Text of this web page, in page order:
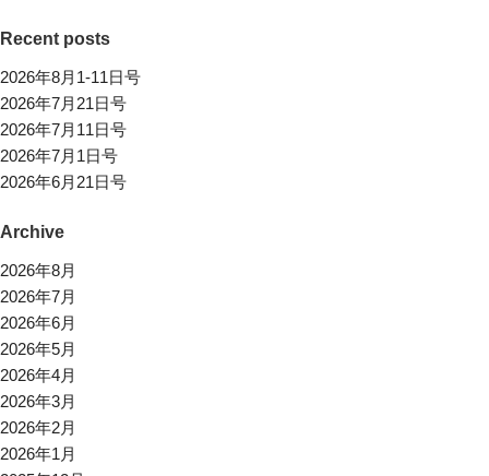
Recent posts
2026年8月1-11日号
2026年7月21日号
2026年7月11日号
2026年7月1日号
2026年6月21日号
Archive
2026年8月
2026年7月
2026年6月
2026年5月
2026年4月
2026年3月
2026年2月
2026年1月